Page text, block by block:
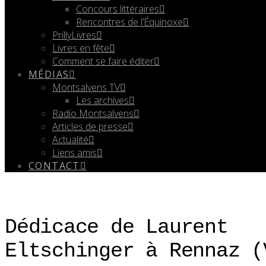
Concours littéraires
Rencontres de l’Équinoxe
PrillyLivres
Livres en fête
Comment se faire éditer
MÉDIAS
Montsalvens TV
Les archives
Radio Montsalvens
Articles de presse
Actualité
Liens amis
CONTACT
Dédicace de Laurent
Eltschinger à Rennaz